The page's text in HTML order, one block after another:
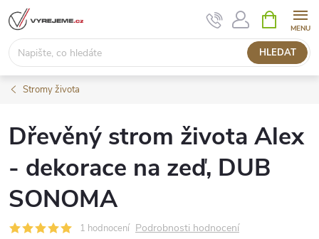
Přejít
na
obsah
HLEDAT
NÁKUPNÍ
KOŠÍK
Stromy života
Dřevěný strom života Alex
- dekorace na zeď, DUB
SONOMA
1 hodnocení Podrobnosti hodnocení